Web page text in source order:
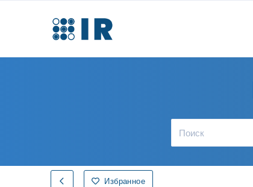
Избранное